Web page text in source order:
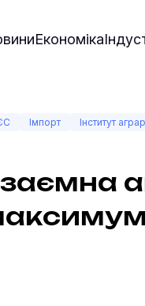
Економіка
Імпорт Інститут